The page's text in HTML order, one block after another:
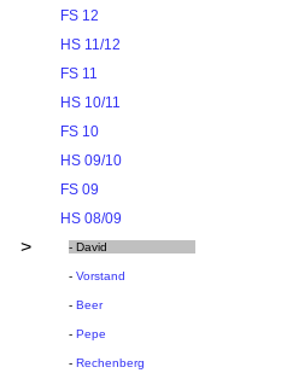
FS 12
HS 11/12
FS 11
HS 10/11
FS 10
HS 09/10
FS 09
HS 08/09
> - David
- Vorstand
- Beer
- Pepe
- Rechenberg